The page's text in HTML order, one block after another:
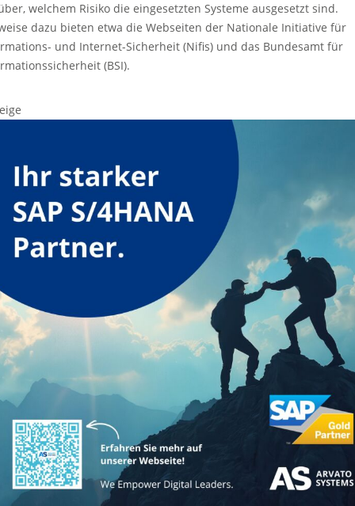
welchem Risiko die eingesetzten Systeme ausgesetzt sind.
dazu bieten etwa die Webseiten der Nationale Initiative für
und Internet-Sicherheit (Nifis) und das Bundesamt für
(BSI).